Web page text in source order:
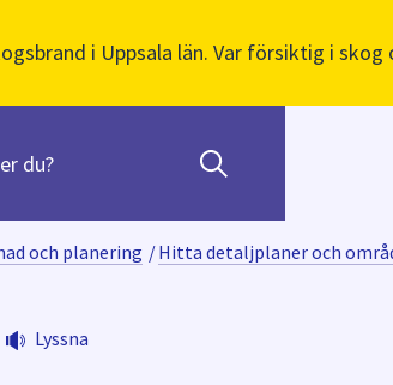
i Uppsala län. Var försiktig i skog
och planering /Hitta detaljplaner och
Lyssna